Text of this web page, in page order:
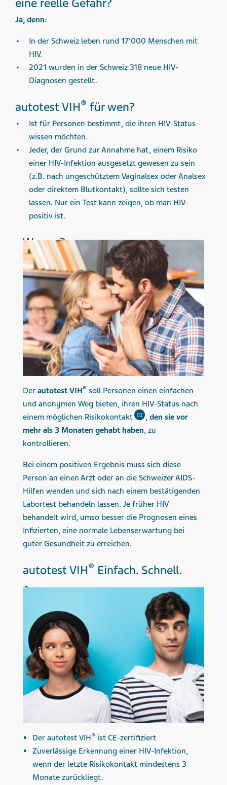
eine reelle Gefahr?
Ja, denn:
In der Schweiz leben rund 17'000 Menschen mit
HIV.
2021 wurden in der Schweiz 318 neue HIV-
Diagnosen gestellt.
autotest VIH® für wen?
Ist für Personen bestimmt, die ihren HIV-Status
wissen möchten.
Jeder, der Grund zur Annahme hat, einem Risiko
einer HIV-Infektion ausgesetzt gewesen zu sein
(z.B. nach ungeschütztem Vaginalsex oder Analsex
oder direktem Blutkontakt), sollte sich testen
lassen. Nur ein Test kann zeigen, ob man HIV-
positiv ist.
Warum?
Der autotest VIH® soll Personen einen einfachen
und anonymen Weg bieten, ihren HIV-Status nach
einem möglichen Risikokontakt 02 , den sie vor
mehr als 3 Monaten gehabt haben, zu
kontrollieren.
Bei einem positiven Ergebnis muss sich diese
Person an einen Arzt oder an die Schweizer AIDS-
Hilfen wenden und sich nach einem bestätigenden
Labortest behandeln lassen. Je früher HIV
behandelt wird, umso besser die Prognosen eines
Infizierten, eine normale Lebenserwartung bei
guter Gesundheit zu erreichen.
autotest VIH® Einfach. Schnell.
Anonym.
Der autotest VIH® ist CE-zertifiziert
Zuverlässige Erkennung einer HIV-Infektion,
wenn der letzte Risikokontakt mindestens 3
Monate zurückliegt.